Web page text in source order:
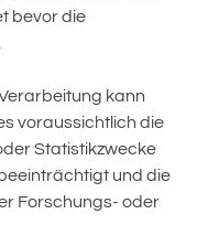
bevor die
kann
voraussichtlich die
Statistikzwecke
und die
Forschungs- oder